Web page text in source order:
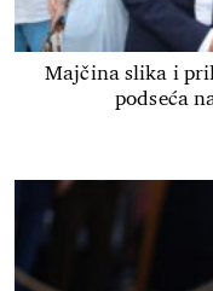
Majčina slika i
podseća